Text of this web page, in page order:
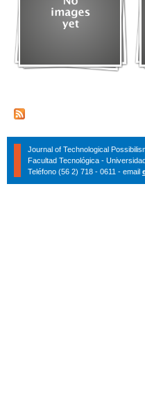
Journal of Technological
Facultad Tecnológica -
Teléfono (56 2) 718 - 0611 - email